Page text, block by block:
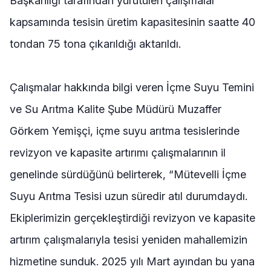
kapsamında tesisin üretim kapasitesinin saatte 40
tondan 75 tona çıkarıldığı aktarıldı.
Çalışmalar hakkında bilgi veren İçme Suyu Temini
ve Su Arıtma Kalite Şube Müdürü Muzaffer
Görkem Yemişçi, içme suyu arıtma tesislerinde
revizyon ve kapasite artırımı çalışmalarının il
genelinde sürdüğünü belirterek, “Mütevelli İçme
Suyu Arıtma Tesisi uzun süredir atıl durumdaydı.
Ekiplerimizin gerçekleştirdiği revizyon ve kapasite
artırım çalışmalarıyla tesisi yeniden mahallemizin
hizmetine sunduk. 2025 yılı Mart ayından bu yana